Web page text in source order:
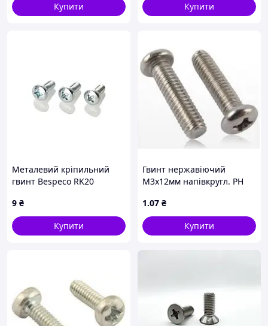
Купити
Купити
Металевий кріпильний
гвинт Bespeco RK20
9 ₴
Купити
Гвинт нержавіючий
М3х12мм напівкругл. PH
1.07 ₴
Купити